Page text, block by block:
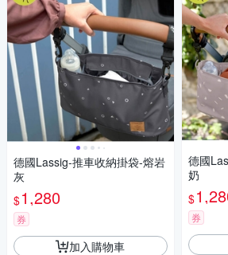
德國Lassig-推車收納掛袋-熔岩
灰
$1,280
券
加入購物車
德國
奶
$
券